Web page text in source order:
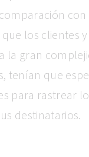
con
los clientes
la gran
tenían que
para rastrear
destinatarios.